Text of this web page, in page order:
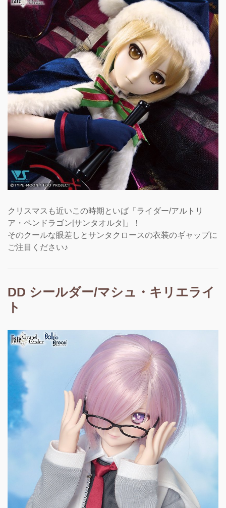
クリスマスも近いこの時期といば「ライダー/アルトリ
ア・ペンドラゴン[サンタオルタ]」！
そのクールな眼差しとサンタクロースの衣装のギャップに
ご注目ください♪
DD シールダー/マシュ・キリエライ
ト